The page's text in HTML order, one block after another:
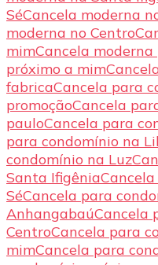
SéCancela moderna
moderna no Centro
mimCancela moderna
próximo a mim
fabricaCancela para
promoçãoCancela
pauloCancela para
para condomínio na
condomínio na Luz
Santa Ifigênia
SéCancela para
AnhangabaúCancela
CentroCancela para
mimCancela para